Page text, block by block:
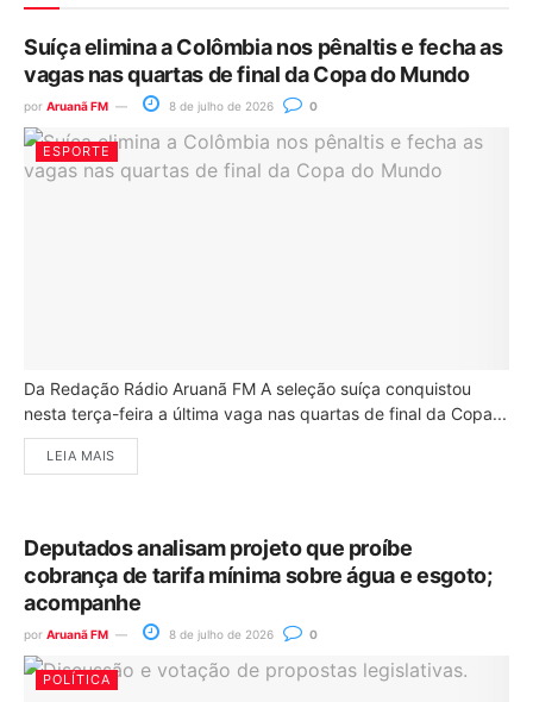
Suíça elimina a Colômbia nos pênaltis e fecha as
vagas nas quartas de final da Copa do Mundo
por Aruanã FM 8 de julho de 2026 0
ESPORTE
Da Redação Rádio Aruanã FM A seleção suíça conquistou
nesta terça-feira a última vaga nas quartas de final da Copa...
LEIA MAIS
Deputados analisam projeto que proíbe
cobrança de tarifa mínima sobre água e esgoto;
acompanhe
por Aruanã FM 8 de julho de 2026 0
POLÍTICA